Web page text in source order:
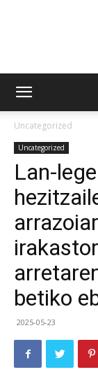
Uncategorized
Uncategorized
Lan-
betiko
2025-05-23